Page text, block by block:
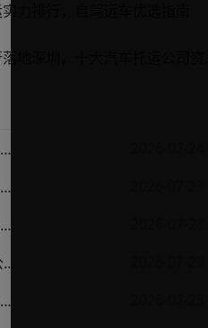
力排行，自驾运车优选指南
绍兴车主跑外地不用开得累？这份汽车托运实用指南收好不亏
福州车主看过来：跨城托运1000公里，这笔账要怎么算才不亏
陵水车主看过来！运车出岛一千公里，这笔账得这么算
临高车主汽车托运1000公里省钱避坑指南
澄迈车主看过来！跨省市托运私家车，这些账得算明白